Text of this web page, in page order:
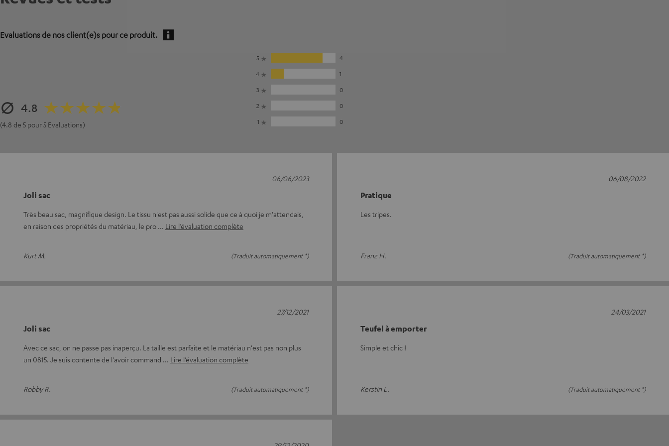
Evaluations de nos client(e)s pour ce produit.
4.8
(4.8 de 5 pour 5 Evaluations)
5
4
4
1
3
0
2
0
1
0
Joli sac
Très beau sac, magnifique design. Le tissu n'est pas aussi solide que ce à quoi je m'attendais,
en raison des propriétés du matériau, le pro
Lire l’évaluation complète
Kurt M. (Traduit automatiquement *)
06/06/2023
Pratique
Les tripes.
Franz H. (Traduit automatiquement *)
06/08/2022
Joli sac
Avec ce sac, on ne passe pas inaperçu. La taille est parfaite et le matériau n'est pas non plus
un 0815. Je suis contente de l'avoir command
Lire l’évaluation complète
Robby R. (Traduit automatiquement *)
27/12/2021
Teufel à emporter
Simple et chic !
Kerstin L. (Traduit automatiquement *)
24/03/2021